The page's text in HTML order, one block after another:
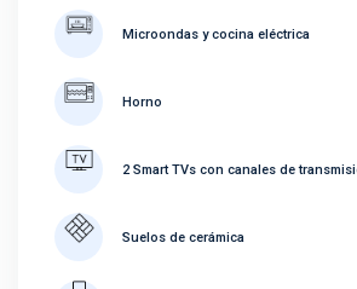
Microondas y cocina eléctrica
Horno
2 Smart TVs con canales de
Suelos de cerámica